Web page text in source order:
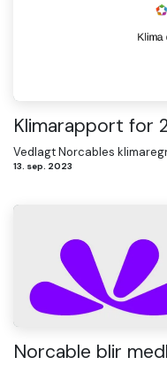
Klimarapport for
Vedlagt Norcables
13. sep. 2023
Norcable blir